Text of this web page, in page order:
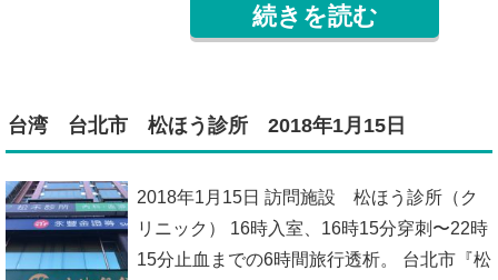
続きを読む
台湾 台北市 松ほう診所 2018年1月15日
2018年1月15日 訪問施設 松ほう診所（ク
リニック） 16時入室、16時15分穿刺〜22時
15分止血までの6時間旅行透析。 台北市『松